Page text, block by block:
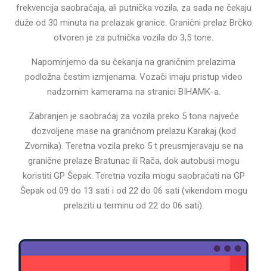
frekvencija saobraćaja, ali putnička vozila, za sada ne čekaju
duže od 30 minuta na prelazak granice. Granični prelaz Brčko
otvoren je za putnička vozila do 3,5 tone.
Napominjemo da su čekanja na graničnim prelazima
podložna čestim izmjenama. Vozači imaju pristup video
nadzornim kamerama na stranici BIHAMK-a.
Zabranjen je saobraćaj za vozila preko 5 tona najveće
dozvoljene mase na graničnom prelazu Karakaj (kod
Zvornika). Teretna vozila preko 5 t preusmjeravaju se na
granične prelaze Bratunac ili Rača, dok autobusi mogu
koristiti GP Šepak. Teretna vozila mogu saobraćati na GP
Šepak od 09 do 13 sati i od 22 do 06 sati (vikendom mogu
prelaziti u terminu od 22 do 06 sati).